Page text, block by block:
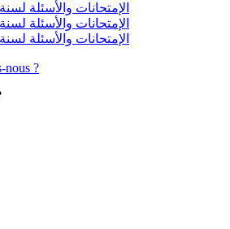
الإمتحانات والأسئلة لسنة 2018
الإمتحانات والأسئلة لسنة 2017
الإمتحانات والأسئلة لسنة 2016
nous ?